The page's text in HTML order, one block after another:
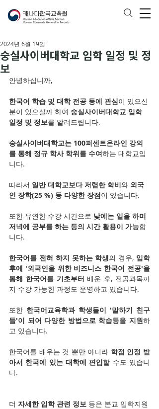
숭실사이버대학교 입학 일정 및 정
보
2024년 6월 19일
안녕하십니까,
한국어 학습 및 대학 전공 등에 관심이 있으신
분이 있으실까 하여 숭실사이버대학교 입학
일정 및 정보를 알려드립니다.
숭실사이버대학교는 100퍼센트온라인 강의
를 통해 정규 학사 학위를 수여하는 대학교입
니다.
따라서 일반 대학교보다 저렴한 학비와 외국
인 장학(25 %) 등 다양한 장점이 있습니다.
또한 유연한 수강 시간으로 낮에는 일을 하며
저녁에 공부를 하는 등의 시간 활용이 가능합
니다.
한국어를 전혀 하지 못하는 학생의 경우, 입학
후에 '외국인을 위한 비즈니스 한국어 전공'을
통해 한국어를 기초부터 배운 후, 전공과목까
지 수강 가능한 과정도 운영하고 있습니다.
또한 한국어교육학과 학생들이 '말하기 친구
들'이 되어 다양한 방법으로 학습등을 지원하
고 있습니다.
한국어를 배우는 것 뿐만 아니라 학점 인정 받
아서 한국에 있는 대학에 편입할 수도 있습니
다.
더 자세한 입학 관련 정보 등은 본교 입학지원